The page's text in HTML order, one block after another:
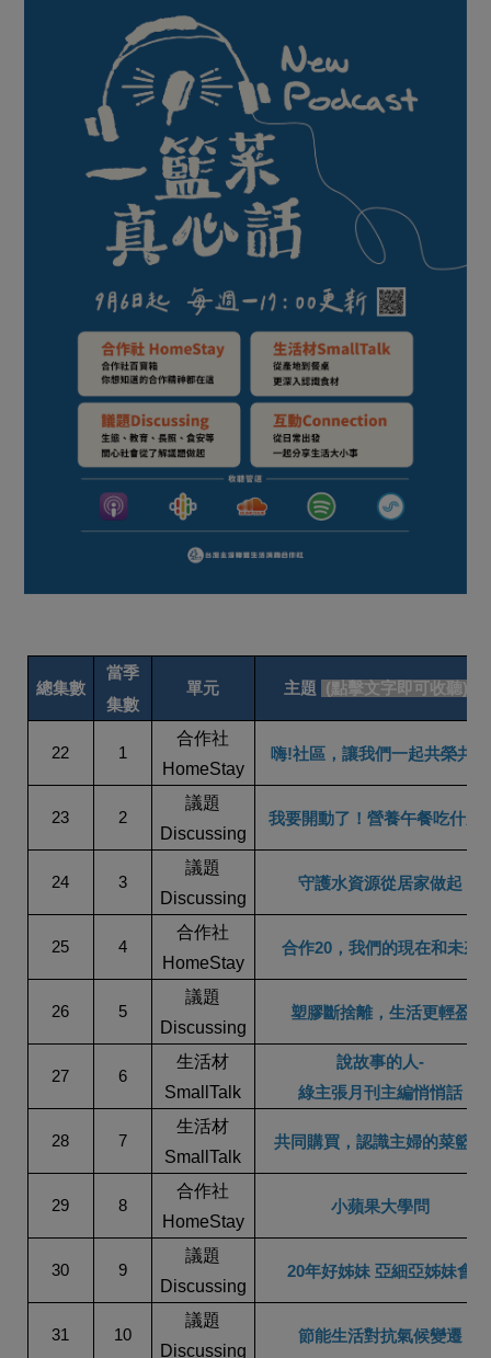
調味醬料/南北貨
沖泡飲品
居家好物
個人清潔
織品
圖書禮品
防災用品
最新產品
優惠專區
素食專區
涼拌沙拉
節慶大餐
高麗菜海鮮煎餅
主婦聯盟X樂齡網特約優惠案
30%rPET紅烏龍茶
2024農業發展計畫年度報告
更多議題活動
把最好的台灣味帶回家！
能源議題
減添加物 減塑減廢
食農教育
生活者e週報
綠主張月刊
典藏閱覽室
社員權益
合作社法規
最新消息
社務會議 地區活動
總集數
當季
集數
單元 主題 (點擊文字即可收聽)
22 1
合作社
HomeStay
嗨!社區，讓我們一起共榮共好
23 2
議題
Discussing
我要開動了！營養午餐吃什麼
24 3
議題
Discussing
守護水資源從居家做起
25 4
合作社
HomeStay
合作20，我們的現在和未來
26 5
議題
Discussing
塑膠斷捨離，生活更輕盈
27 6
生活材
SmallTalk
說故事的人-
綠主張月刊主編悄悄話
28 7
生活材
SmallTalk
共同購買，認識主婦的菜籃子
29 8
合作社
HomeStay
小蘋果大學問
30 9
議題
Discussing
20年好姊妹 亞細亞姊妹會
31 10
議題
Discussing
節能生活對抗氣候變遷